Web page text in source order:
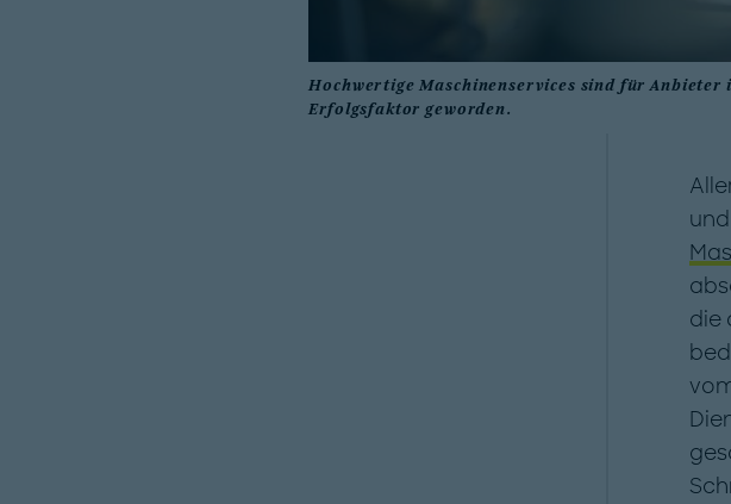
Hochwertige Maschinenservices sind für Anbieter
Erfolgsfaktor geworden.
die